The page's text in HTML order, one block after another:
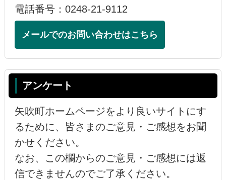
電話番号：0248-21-9112
メールでのお問い合わせはこちら
アンケート
矢吹町ホームページをより良いサイトにす
るために、皆さまのご意見・ご感想をお聞
かせください。
なお、この欄からのご意見・ご感想には返
信できませんのでご了承ください。